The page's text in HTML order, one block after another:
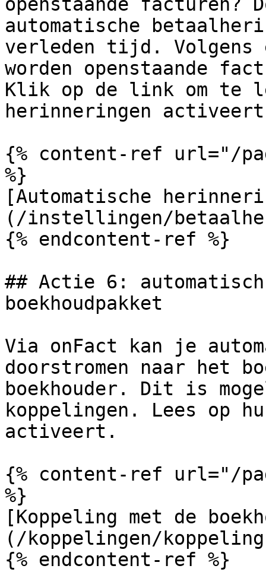
automatische
verleden tijd. Volgens
worden openstaande
Klik op de link om te
herinneringen
{% content-ref url="/
%}
[Automatische
(/instellingen/
{% endcontent-ref %}
## Actie 6:
boekhoudpakket
Via onFact kan je
doorstromen naar het
boekhouder. Dit is
koppelingen. Lees op
activeert.
{% content-ref url="/
%}
[Koppeling met de
(/koppelingen/